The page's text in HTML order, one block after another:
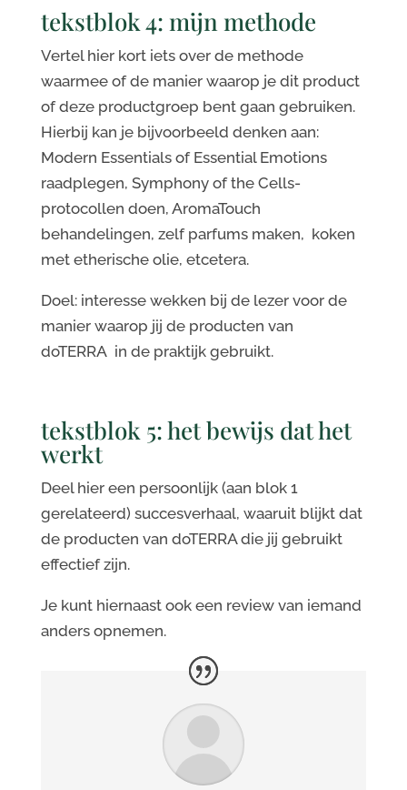
tekstblok 4: mijn methode
Vertel hier kort iets over de methode
waarmee of de manier waarop je dit product
of deze productgroep bent gaan gebruiken.
Hierbij kan je bijvoorbeeld denken aan:
Modern Essentials of Essential Emotions
raadplegen, Symphony of the Cells-
protocollen doen, AromaTouch
behandelingen, zelf parfums maken, koken
met etherische olie, etcetera.
Doel: interesse wekken bij de lezer voor de
manier waarop jij de producten van
doTERRA in de praktijk gebruikt.
tekstblok 5: het bewijs dat het
werkt
Deel hier een persoonlijk (aan blok 1
gerelateerd) succesverhaal, waaruit blijkt dat
de producten van doTERRA die jij gebruikt
effectief zijn.
Je kunt hiernaast ook een review van iemand
anders opnemen.